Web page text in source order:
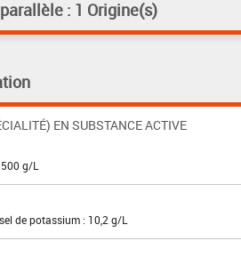
: 1 Origine(s)
EN SUBSTANCE ACTIVE
g/L
de potassium : 10,2 g/L